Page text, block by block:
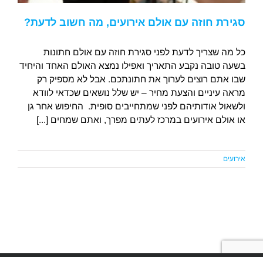
סגירת חוזה עם אולם אירועים, מה חשוב לדעת?
כל מה שצריך לדעת לפני סגירת חוזה עם אולם חתונות
בשעה טובה נקבע התאריך ואפילו נמצא האולם האחד והיחיד
שבו אתם רוצים לערוך את חתונתכם. אבל לא מספיק רק
מראה עיניים והצעת מחיר – יש שלל נושאים שכדאי לוודא
ולשאול אודותיהם לפני שמתחייבים סופית. החיפוש אחר גן
או אולם אירועים במרכז לעתים מפרך, ואתם שמחים [...]
אירועים